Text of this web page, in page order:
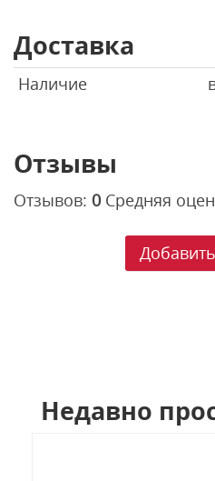
Доставка
Наличие
Отзывы
Отзывов: 0 Средняя
Недавно